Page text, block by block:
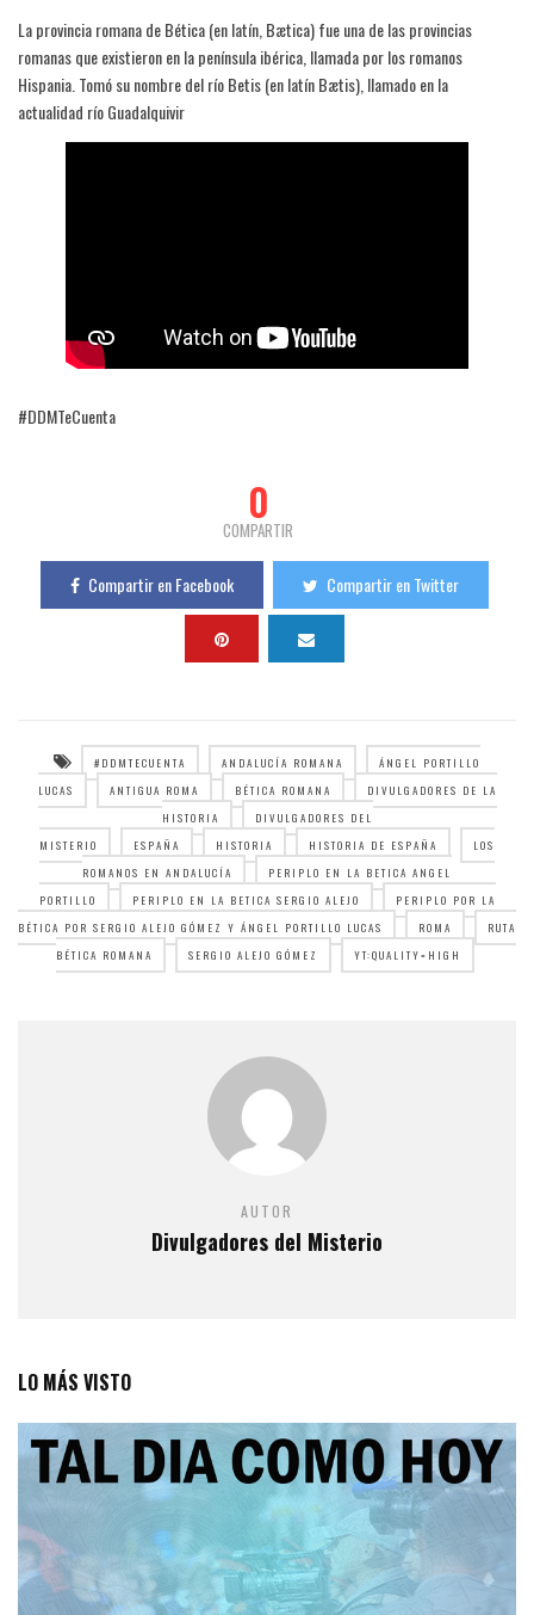
La provincia romana de Bética (en latín, Bætica) fue una de las provincias
romanas que existieron en la península ibérica, llamada por los romanos
Hispania. Tomó su nombre del río Betis (en latín Bætis), llamado en la
actualidad río Guadalquivir
#DDMTeCuenta
0
COMPARTIR
Compartir en Facebook Compartir en Twitter
#DDMTECUENTA ANDALUCÍA ROMANA
ÁNGEL PORTILLO
LUCAS
ANTIGUA ROMA BÉTICA ROMANA
DIVULGADORES DE LA
HISTORIA
DIVULGADORES DEL
MISTERIO
ESPAÑA HISTORIA HISTORIA DE ESPAÑA
LOS
ROMANOS EN ANDALUCÍA
PERIPLO EN LA BETICA ANGEL
PORTILLO
PERIPLO EN LA BETICA SERGIO ALEJO
PERIPLO POR LA
BÉTICA POR SERGIO ALEJO GÓMEZ Y ÁNGEL PORTILLO LUCAS
ROMA
RUTA
BÉTICA ROMANA
SERGIO ALEJO GÓMEZ YT:QUALITY=HIGH
AUTOR
Divulgadores del Misterio
LO MÁS VISTO